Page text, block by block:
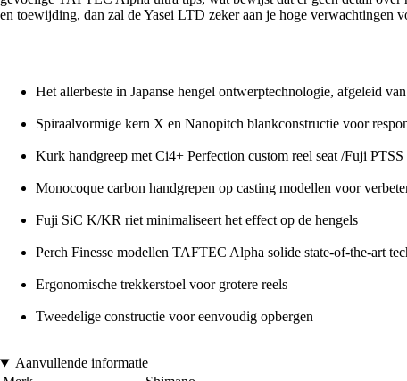
en toewijding, dan zal de Yasei LTD zeker aan je hoge verwachtingen
Het allerbeste in Japanse hengel ontwerptechnologie, afgeleid
Spiraalvormige kern X en Nanopitch blankconstructie voor
Kurk handgreep met Ci4+ Perfection custom reel seat /Fuji PTSS
Monocoque carbon handgrepen op casting modellen voor
Fuji SiC K/KR riet minimaliseert het effect op de hengels
Perch Finesse modellen TAFTEC Alpha solide state-of-the-art
Ergonomische trekkerstoel voor grotere reels
Tweedelige constructie voor eenvoudig opbergen
Aanvullende informatie